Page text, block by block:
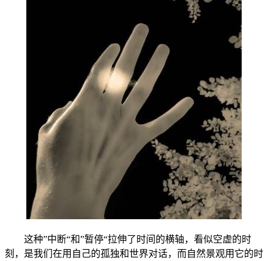
这种”中断“和”暂停“拉伸了时间的横轴，看似空虚的时
刻，是我们在用自己的孤独和世界对话，而自然景观用它的时